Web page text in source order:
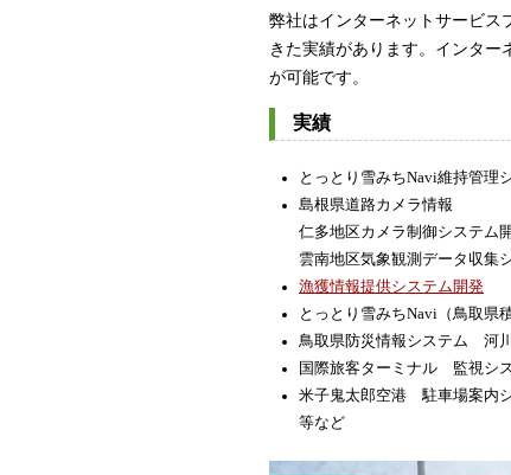
弊社はインターネットサービス
きた実績があります。インター
が可能です。
実績
とっとり雪みちNavi維持管理
島根県道路カメラ情報
仁多地区カメラ制御システム
雲南地区気象観測データ収集
漁獲情報提供システム開発
とっとり雪みちNavi（鳥取県
鳥取県防災情報システム 河
国際旅客ターミナル 監視シ
米子鬼太郎空港 駐車場案内
等など